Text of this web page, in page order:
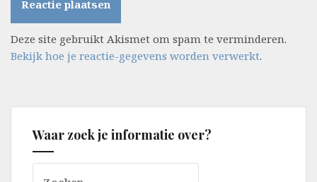
Deze site gebruikt Akismet om spam te verminderen.
Bekijk hoe je reactie-gegevens worden verwerkt.
Waar zoek je informatie over?